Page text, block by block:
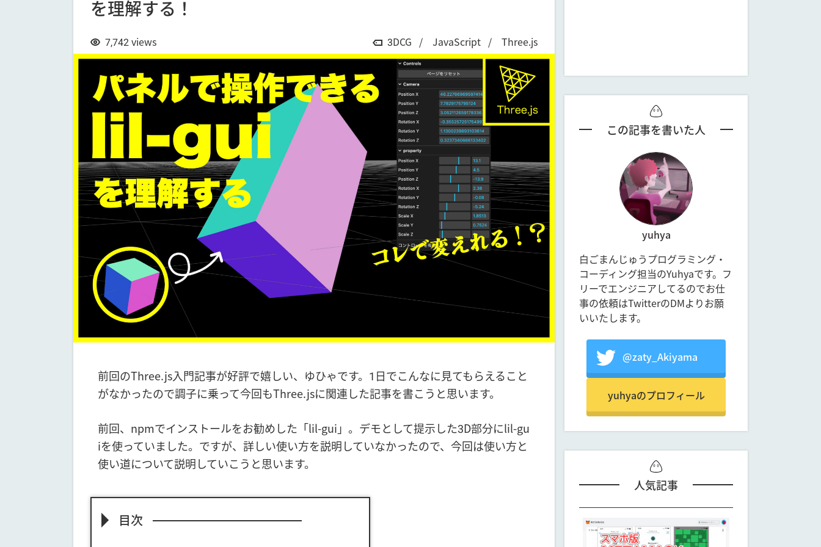
を理解する！
7,742views 3DCG JavaScript Three.js
前回のThree.js入門記事が好評で嬉しい、ゆひゃです。1日でこんなに見てもらえること
がなかったので調子に乗って今回もThree.jsに関連した記事を書こうと思います。
前回、npmでインストールをお勧めした「lil-gui」。デモとして提示した3D部分にlil-gu
iを使っていました。ですが、詳しい使い方を説明していなかったので、今回は使い方と
使い道について説明していこうと思います。
目次
この記事を書いた人
yuhya
白ごまんじゅうプログラミング・
コーディング担当のYuhyaです。フ
リーでエンジニアしてるのでお仕
事の依頼はTwitterのDMよりお願
いいたします。
@zaty_Akiyama
yuhyaのプロフィール
人気記事